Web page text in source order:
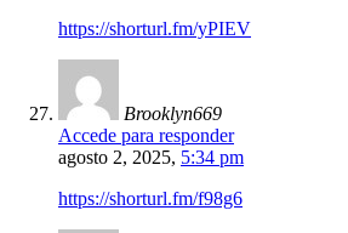
https://shorturl.fm/yPIEV
Brooklyn669
Accede para responder
agosto 2, 2025, 5:34 pm
https://shorturl.fm/f98g6